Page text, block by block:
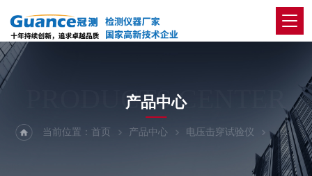
PRODUCTS CENTER
产品中心
当前位置：首页 产品中心 电压击穿试验仪 100Kv-